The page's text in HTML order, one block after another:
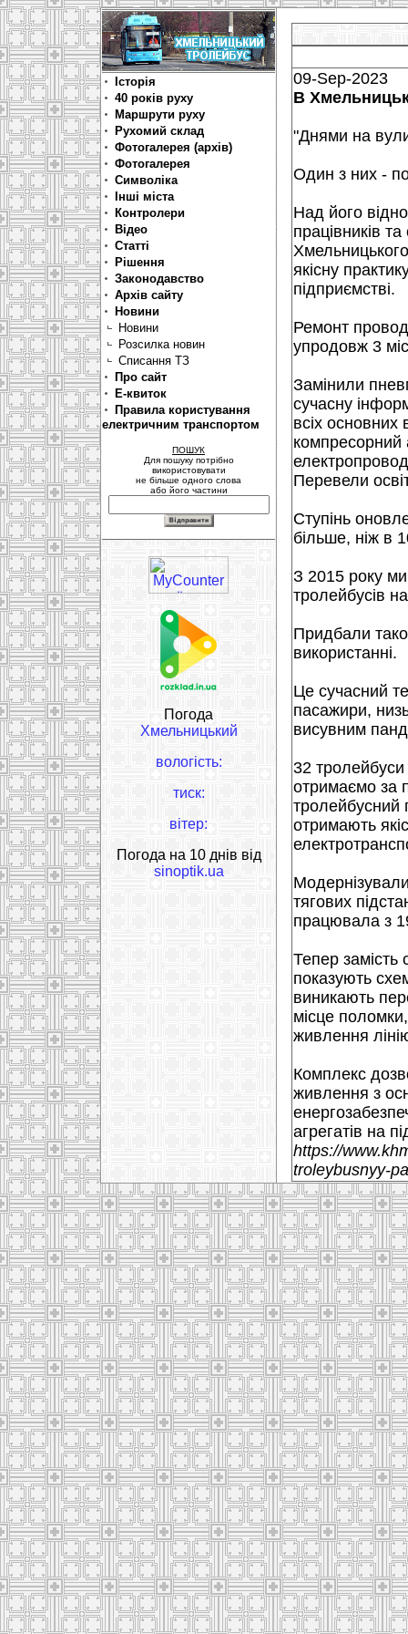
Історія
40 років руху
Маршрути руху
Рухомий склад
Фотогалерея (архів)
Фотогалерея
Символіка
Інші міста
Контролери
Відео
Статті
Рішення
Законодавство
Архів сайту
Новини
Новини
Розсилка новин
Списання ТЗ
Про сайт
Е-квиток
Правила користування
електричним транспортом
ПОШУК
Для пошуку потрібно
використовувати
не більше одного слова
або його частини
Погода
Хмельницький
вологість:
тиск:
вітер:
Погода на 10 днів від
sinoptik.ua
09-Sep-2023
В
"Днями на
Один з них -
Над його
працівників
якісну
підприємстві.
Ремонт
упродовж 3
Замінили
сучасну
всіх основних
компресорний
Перевели
Ступінь
більше, ніж в
З 2015 року
тролейбусів
Придбали
використанні.
Це сучасний
пасажири,
висувним
32
отримаємо за
тролейбусний
отримають
тягових
працювала з
Тепер
показують
виникають
місце
живлення
Комплекс
живлення з
агрегатів на
https://
troleybusnyy-